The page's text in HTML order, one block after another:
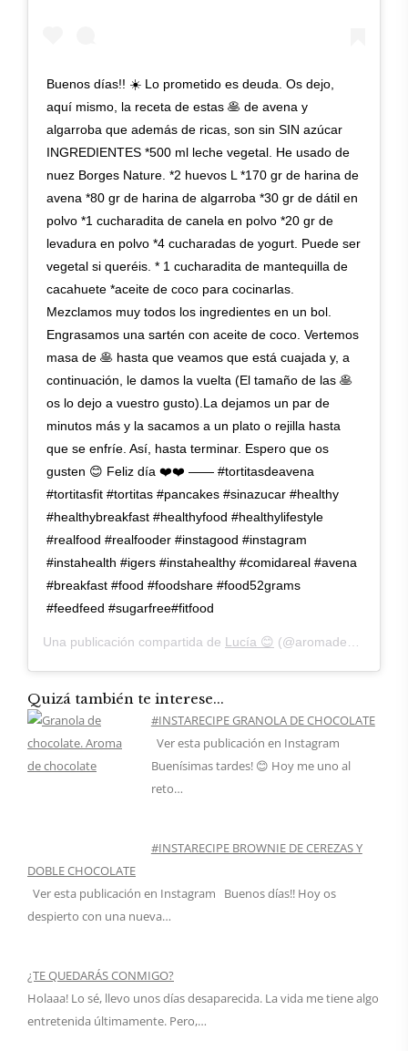
Buenos días!! ☀️ Lo prometido es deuda. Os dejo,
aquí mismo, la receta de estas 🥞 de avena y
algarroba que además de ricas, son sin SIN azúcar
INGREDIENTES *500 ml leche vegetal. He usado de
nuez Borges Nature. *2 huevos L *170 gr de harina de
avena *80 gr de harina de algarroba *30 gr de dátil en
polvo *1 cucharadita de canela en polvo *20 gr de
levadura en polvo *4 cucharadas de yogurt. Puede ser
vegetal si queréis. * 1 cucharadita de mantequilla de
cacahuete *aceite de coco para cocinarlas.
Mezclamos muy todos los ingredientes en un bol.
Engrasamos una sartén con aceite de coco. Vertemos
masa de 🥞 hasta que veamos que está cuajada y, a
continuación, le damos la vuelta (El tamaño de las 🥞
os lo dejo a vuestro gusto).La dejamos un par de
minutos más y la sacamos a un plato o rejilla hasta
que se enfríe. Así, hasta terminar. Espero que os
gusten 😊 Feliz día ❤️❤️ —— #tortitasdeavena
#tortitasfit #tortitas #pancakes #sinazucar #healthy
#healthybreakfast #healthyfood #healthylifestyle
#realfood #realfooder #instagood #instagram
#instahealth #igers #instahealthy #comidareal #avena
#breakfast #food #foodshare #food52grams
#feedfeed #sugarfree#fitfood
Una publicación compartida de Lucía 😊 (@aromadechocolate) el
Quizá también te interese...
#INSTARECIPE GRANOLA DE CHOCOLATE
Ver esta publicación en Instagram
Buenísimas tardes! 😊 Hoy me uno al
reto…
#INSTARECIPE BROWNIE DE CEREZAS Y
DOBLE CHOCOLATE
Ver esta publicación en Instagram Buenos días!! Hoy os
despierto con una nueva…
¿TE QUEDARÁS CONMIGO?
Holaaa! Lo sé, llevo unos días desaparecida. La vida me tiene algo
entretenida últimamente. Pero,…